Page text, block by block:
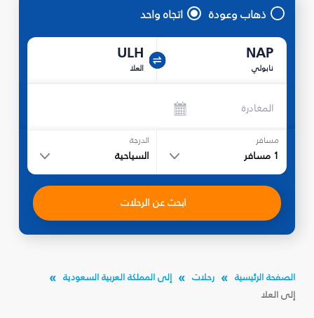
ذهاب وعودة اتجاه واحد
NAP
نابولي
ULH
العلا
المغادرة
مسافر
1 مسافر
الدرجة
السياحية
ابحث عن الرحلات
الصفحة الرئيسية رحلات
إلى المملكة العربية السعودية
إلى العلا